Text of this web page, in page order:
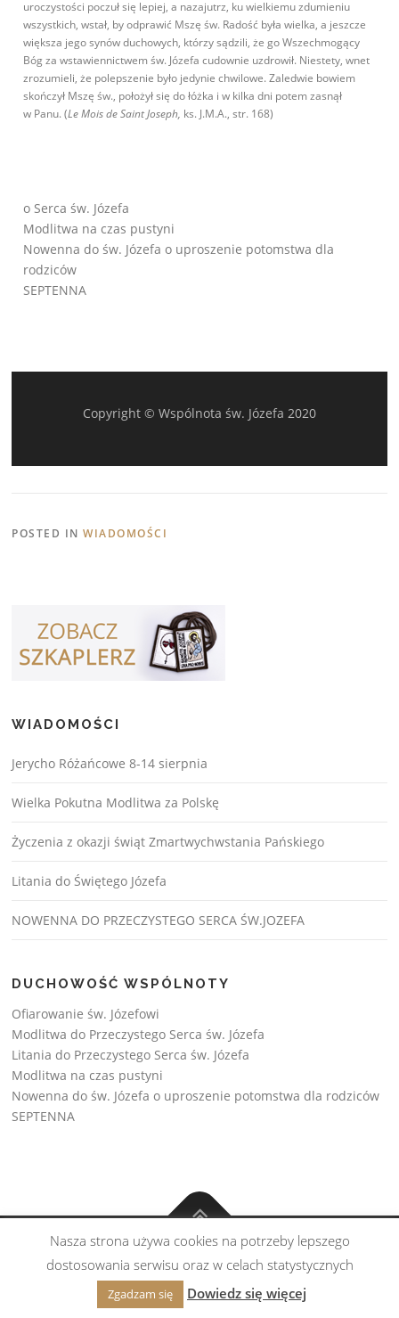
uroczystości poczuł się lepiej, a nazajutrz, ku wielkiemu zdumieniu
wszystkich, wstał, by odprawić Mszę św. Radość była wielka, a jeszcze
większa jego synów duchowych, którzy sądzili, że go Wszechmogący
Bóg za wstawiennictwem św. Józefa cudownie uzdrowił. Niestety, wnet
zrozumieli, że polepszenie było jedynie chwilowe. Zaledwie bowiem
skończył Mszę św., położył się do łóżka i w kilka dni potem zasnął
w Panu. (Le Mois de Saint Joseph, ks. J.M.A., str. 168)
o Serca św. Józefa
Modlitwa na czas pustyni
Nowenna do św. Józefa o uproszenie potomstwa dla
rodziców
SEPTENNA
Copyright © Wspólnota św. Józefa 2020
POSTED INWIADOMOŚCI
WIADOMOŚCI
Jerycho Różańcowe 8-14 sierpnia
Wielka Pokutna Modlitwa za Polskę
Życzenia z okazji świąt Zmartwychwstania Pańskiego
Litania do Świętego Józefa
NOWENNA DO PRZECZYSTEGO SERCA ŚW.JOZEFA
DUCHOWOŚĆ WSPÓLNOTY
Ofiarowanie św. Józefowi
Modlitwa do Przeczystego Serca św. Józefa
Litania do Przeczystego Serca św. Józefa
Modlitwa na czas pustyni
Nowenna do św. Józefa o uproszenie potomstwa dla rodziców
SEPTENNA
Copyright © Wspólnota św. Józefa 2026
Realizacja:
Nasza strona używa cookies na potrzeby lepszego
dostosowania serwisu oraz w celach statystycznych
Zgadzam się Dowiedz się więcej